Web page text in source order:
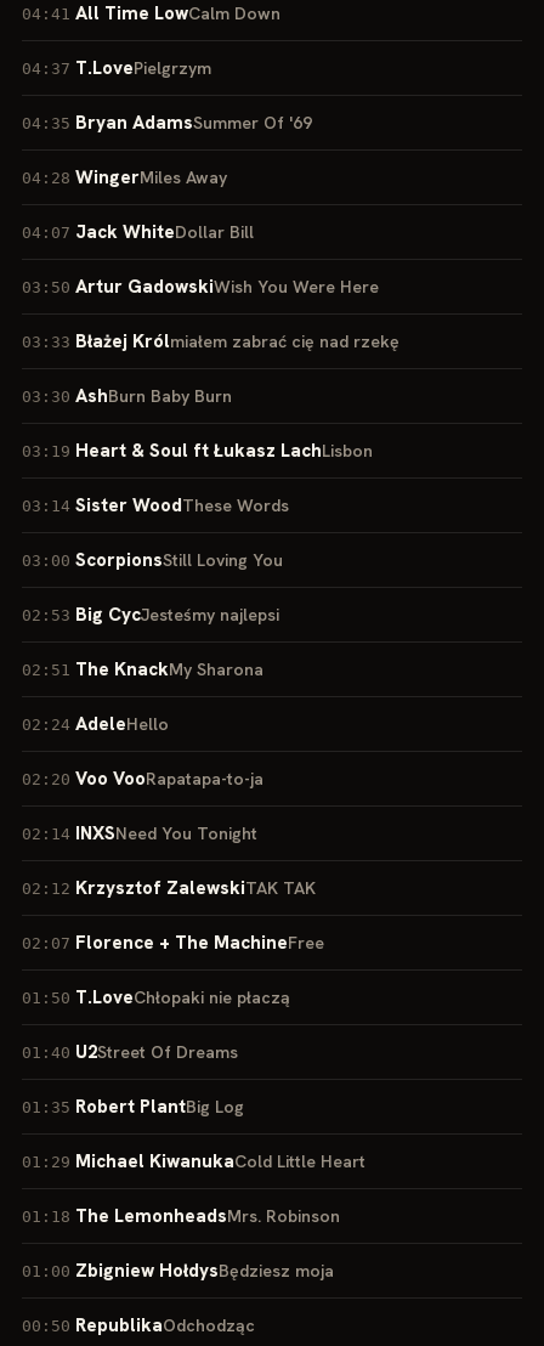
04:41 All Time LowCalm Down
04:37 T.LovePielgrzym
04:35 Bryan AdamsSummer Of '69
04:28 WingerMiles Away
04:07 Jack WhiteDollar Bill
03:50 Artur GadowskiWish You Were Here
03:33 Błażej Królmiałem zabrać cię nad rzekę
03:30 AshBurn Baby Burn
03:19 Heart & Soul ft Łukasz LachLisbon
03:14 Sister WoodThese Words
03:00 ScorpionsStill Loving You
02:53 Big CycJesteśmy najlepsi
02:51 The KnackMy Sharona
02:24 AdeleHello
02:20 Voo VooRapatapa-to-ja
02:14 INXSNeed You Tonight
02:12 Krzysztof ZalewskiTAK TAK
02:07 Florence + The MachineFree
01:50 T.LoveChłopaki nie płaczą
01:40 U2Street Of Dreams
01:35 Robert PlantBig Log
01:29 Michael KiwanukaCold Little Heart
01:18 The LemonheadsMrs. Robinson
01:00 Zbigniew HołdysBędziesz moja
00:50 RepublikaOdchodząc